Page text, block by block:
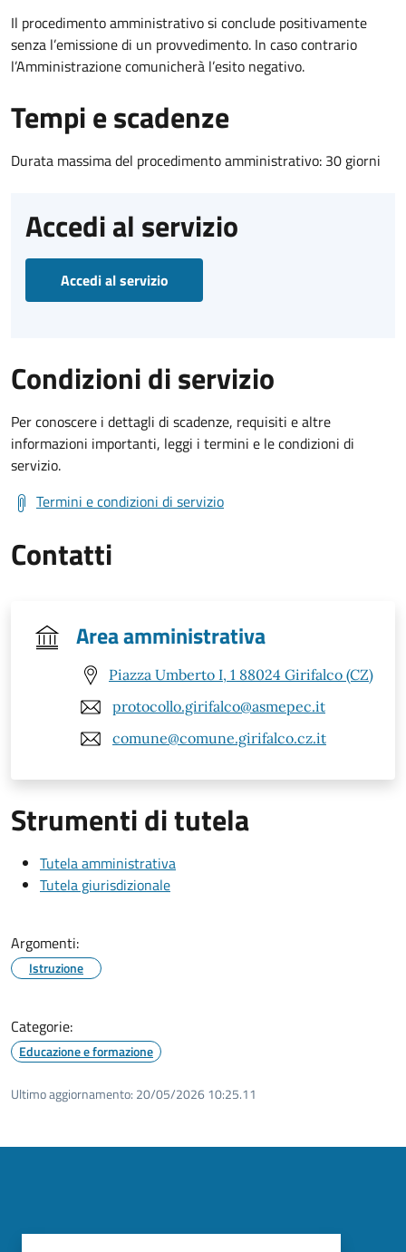
Il procedimento amministrativo si conclude positivamente
senza l’emissione di un provvedimento. In caso contrario
l’Amministrazione comunicherà l’esito negativo.
Tempi e scadenze
Durata massima del procedimento amministrativo: 30 giorni
Accedi al servizio
Accedi al servizio
Condizioni di servizio
Per conoscere i dettagli di scadenze, requisiti e altre
informazioni importanti, leggi i termini e le condizioni di
servizio.
Termini e condizioni di servizio
Contatti
Area amministrativa
Piazza Umberto I, 1 88024 Girifalco (CZ)
protocollo.girifalco@asmepec.it
comune@comune.girifalco.cz.it
Strumenti di tutela
Tutela amministrativa
Tutela giurisdizionale
Argomenti:
Istruzione
Categorie:
Educazione e formazione
Ultimo aggiornamento: 20/05/2026 10:25.11